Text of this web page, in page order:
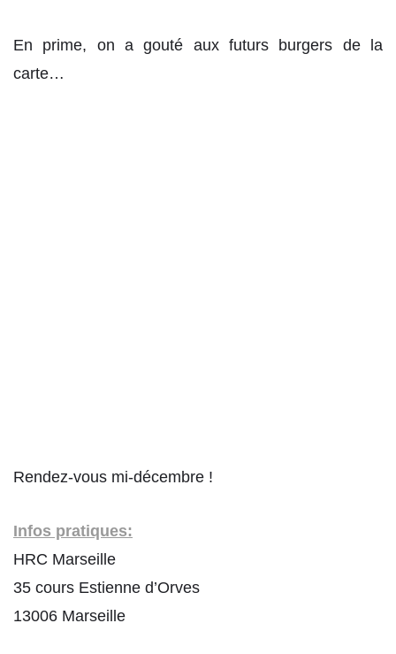
En prime, on a gouté aux futurs burgers de la
carte…
Rendez-vous mi-décembre !
Infos pratiques:
HRC Marseille
35 cours Estienne d’Orves
13006 Marseille